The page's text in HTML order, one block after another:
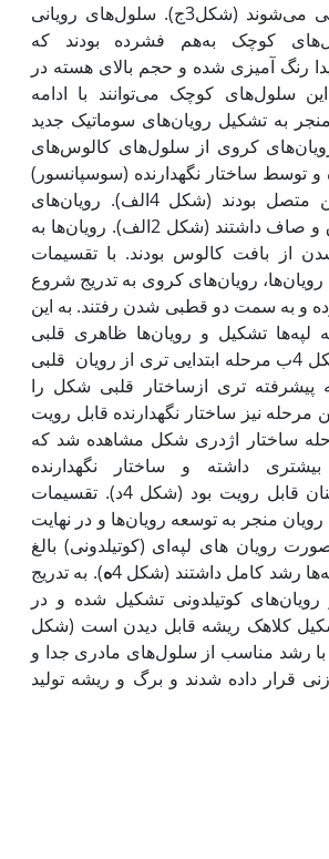
رویان‌های سوماتیکی می‌شوند (شکل3ج). سلول‌های رویانی
کوچک به‌هم فشرده بودند که
رنگ آمیزی شده و حجم بالای هسته در
سلول‌های کوچک می‌توانند با ادامه
به تشکیل رویان‌های سوماتیک جدید
3د). رویان‌های کروی از سلول‌های کالوس‌های
و توسط ساختار نگهدارنده (سوسپانسور)
به سلول‌های زیرین متصل بودند (شکل 4الف). رویان‌های
کروی سطحی براق و صاف داشتند (شکل 2الف). رویان‌ها به
از بافت کالوس بودند. با تقسیمات
رویان‌های کروی به تدریج شروع
و به سمت دو قطبی شدن رفتند. به این
لپه‌ها تشکیل و رویان‌ها ظاهری قلبی
شکل پیدا کردند. شکل 4ب مرحله ابتدایی تری از رویان قلبی
پیشرفته تری ازساختار قلبی شکل را
مرحله نیز ساختار نگهدارنده قابل رویت
ساختار اژدری شکل مشاهده شد که
داشته و ساختار نگهدارنده
(سوسپانسور) همچنان قابل رویت بود (شکل 4د). تقسیمات
منجر به توسعه رویان‌ها و در نهایت
رویان های لپه‌ای (کوتیلدونی) بالغ
رشد کامل داشتند (شکل 4 ه). به تدریج
کوتیلدونی تشکیل شده و در
کلاهک ریشه قابل دیدن است (شکل
با رشد مناسب از سلول‌های مادری جدا و
قرار داده شدند و برگ و ریشه تولید